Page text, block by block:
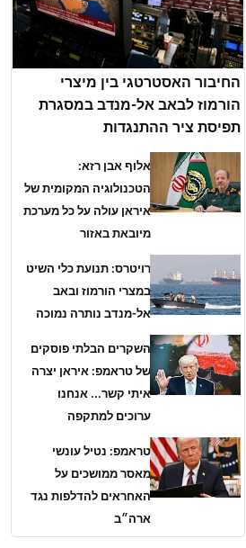
החיבור האסטרטגי בין מיצרי
הורמוז לבאב אל-מנדב במסגרת
תפיסת ציר ההתנגדות
אלוף אבן רזא:
הטכנולוגיה המקומית של
איראן עולה על כל מערכת
מיובאת באזור
רויטרס: תנועת כלי השיט
במצרי הורמוז ובאב
אל-מנדב נותרה נמוכה
השקרים הבלתי פוסקים
של טראמפ: איראן יצרה
איתי קשר... אנחנו
ערוכים למתקפה
טראמפ: נטיל עונשי
מאסר ממושכים על
האחראים להדלפות נגד
ארה״ב